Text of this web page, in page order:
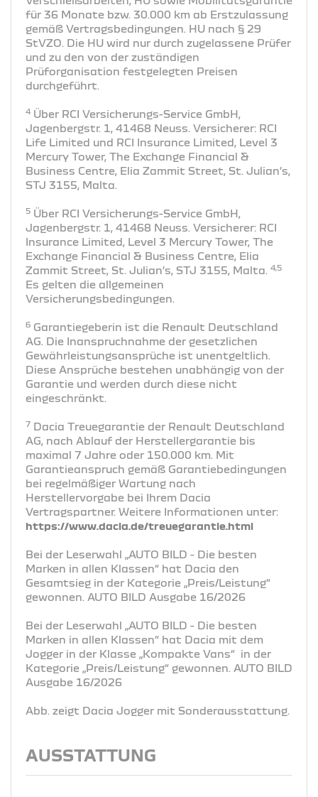
für 36 Monate bzw. 30.000 km ab Erstzulassung
gemäß Vertragsbedingungen. HU nach § 29
StVZO. Die HU wird nur durch zugelassene Prüfer
und zu den von der zuständigen
Prüforganisation festgelegten Preisen
durchgeführt.
4 Über RCI Versicherungs-Service GmbH,
Jagenbergstr. 1, 41468 Neuss. Versicherer: RCI
Life Limited und RCI Insurance Limited, Level 3
Mercury Tower, The Exchange Financial &
Business Centre, Elia Zammit Street, St. Julian’s,
STJ 3155, Malta.
5 Über RCI Versicherungs-Service GmbH,
Jagenbergstr. 1, 41468 Neuss. Versicherer: RCI
Insurance Limited, Level 3 Mercury Tower, The
Exchange Financial & Business Centre, Elia
Zammit Street, St. Julian’s, STJ 3155, Malta.
4,5
Es gelten die allgemeinen
Versicherungsbedingungen.
6 Garantiegeberin ist die Renault Deutschland
AG. Die Inanspruchnahme der gesetzlichen
Gewährleistungsansprüche ist unentgeltlich.
Diese Ansprüche bestehen unabhängig von der
Garantie und werden durch diese nicht
eingeschränkt.
7 Dacia Treuegarantie der Renault Deutschland
AG, nach Ablauf der Herstellergarantie bis
maximal 7 Jahre oder 150.000 km. Mit
Garantieanspruch gemäß Garantiebedingungen
bei regelmäßiger Wartung nach
Herstellervorgabe bei Ihrem Dacia
Vertragspartner. Weitere Informationen unter:
https://www.dacia.de/treuegarantie.html
Bei der Leserwahl „AUTO BILD - Die besten
Marken in allen Klassen“ hat Dacia den
Gesamtsieg in der Kategorie „Preis/Leistung“
gewonnen. AUTO BILD Ausgabe 16/2026
Bei der Leserwahl „AUTO BILD - Die besten
Marken in allen Klassen“ hat Dacia mit dem
Jogger in der Klasse „Kompakte Vans“ in der
Kategorie „Preis/Leistung“ gewonnen. AUTO BILD
Ausgabe 16/2026
Abb. zeigt Dacia Jogger mit Sonderausstattung.
AUSSTATTUNG